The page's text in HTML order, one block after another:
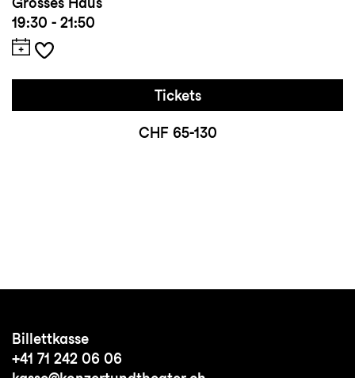
19:30 - 21:50
Tickets
CHF 65-130
Billettkasse
+41 71 242 06 06